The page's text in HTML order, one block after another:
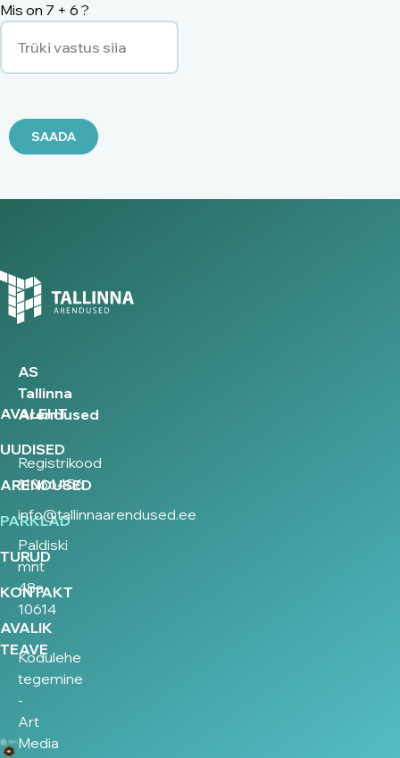
Mis on 7 + 6 ?
AVALEHT
UUDISED
ARENDUSED
PARKLAD
TURUD
KONTAKT
AVALIK
TEAVE
AS
Tallinna
Arendused
Registrikood
11066456
info@tallinnaarendused.ee
Paldiski
mnt
48a,
10614
Kodulehe
tegemine
-
Art
Media